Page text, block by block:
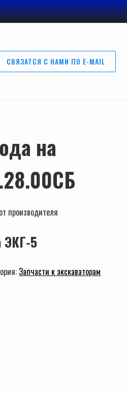
СВЯЗАТСЯ С НАМИ ПО E-MAIL
на
производителя
ЭКГ-5
Запчасти к экскаваторам